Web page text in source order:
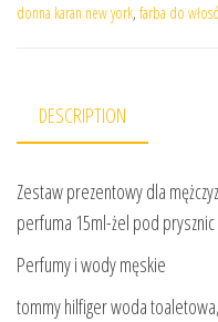
donna karan new york, farba do
DESCRIPTION
Zestaw prezentowy dla
perfuma 15ml-żel pod prysznic
Perfumy i wody męskie
tommy hilfiger woda